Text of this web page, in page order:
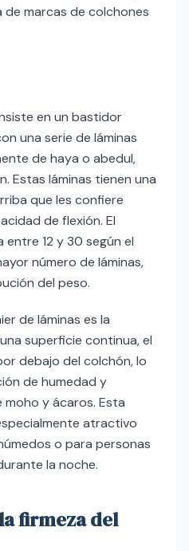
de marcas de colchones
en un bastidor
una serie de láminas
de haya o abedul,
Estas láminas tienen una
que les confiere
de flexión. El
entre 12 y 30 según el
número de láminas,
del peso.
de láminas es la
superficie continua, el
debajo del colchón, lo
de humedad y
moho y ácaros. Esta
atractivo
o para personas
la noche.
firmeza del